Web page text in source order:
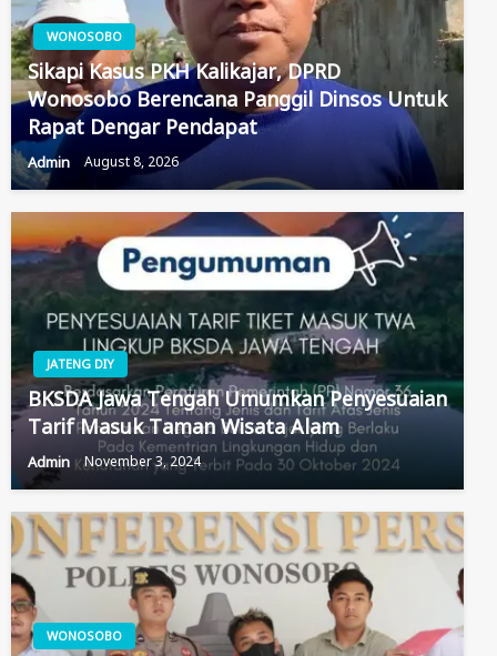
WONOSOBO
Sikapi Kasus PKH Kalikajar, DPRD
Wonosobo Berencana Panggil Dinsos Untuk
Rapat Dengar Pendapat
Admin August 8, 2026
JATENG DIY
BKSDA Jawa Tengah Umumkan Penyesuaian
Tarif Masuk Taman Wisata Alam
Admin November 3, 2024
WONOSOBO